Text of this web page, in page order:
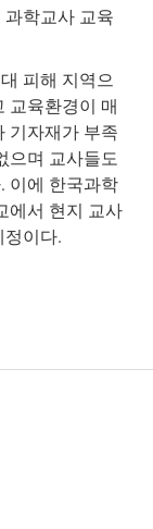
학교사 교육
피해 지역으
교육환경이 매
기자재가 부족
으며 교사들도
이에 한국과학
에서 현지 교사
이다.